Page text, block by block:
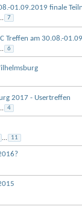
01.09.2019 finale
7
Treffen am 30.08.-
6
2017 - Usertreffen
4
... 11